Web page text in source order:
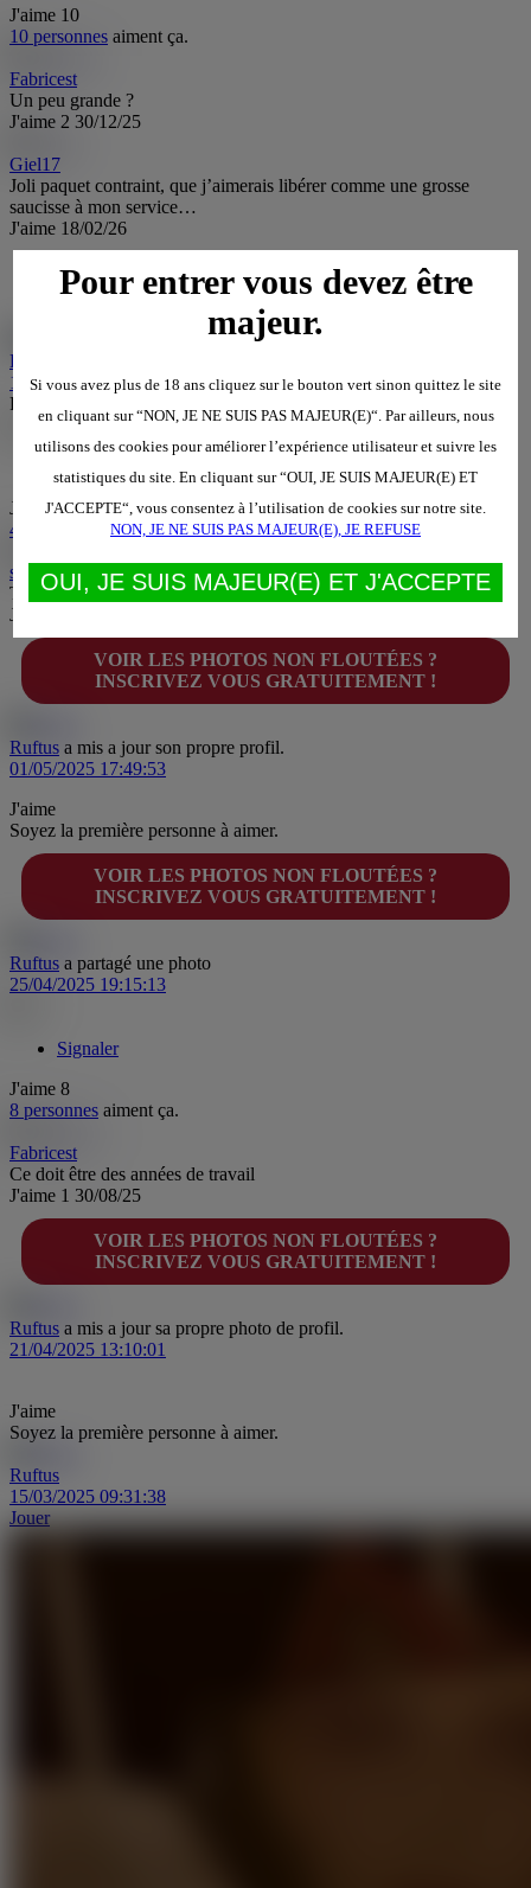
J'aime 10
10 personnes aiment ça.
Fabricest
Un peu grande ?
J'aime 2 30/12/25
Giel17
Joli paquet contraint, que j’aimerais libérer comme une grosse
saucisse à mon service…
J'aime 18/02/26
VOIR LES PHOTOS NON FLOUTÉES ?
INSCRIVEZ VOUS GRATUITEMENT !
Ruftus
13/09/2025 22:25:42
Petite ballade du jour ;)
Signaler
J'aime 4
4 personnes
aiment ça.
soumis54
Tu la portes en permanence ?
J'aime
VOIR LES PHOTOS NON FLOUTÉES ?
INSCRIVEZ VOUS GRATUITEMENT !
Ruftus a mis a jour son propre profil.
01/05/2025 17:49:53
J'aime
Soyez la première personne à aimer.
VOIR LES PHOTOS NON FLOUTÉES ?
INSCRIVEZ VOUS GRATUITEMENT !
Ruftus a partagé une photo
25/04/2025 19:15:13
Signaler
J'aime 8
8 personnes aiment ça.
Fabricest
Ce doit être des années de travail
J'aime 1 30/08/25
VOIR LES PHOTOS NON FLOUTÉES ?
INSCRIVEZ VOUS GRATUITEMENT !
Ruftus a mis a jour sa propre photo de profil.
21/04/2025 13:10:01
J'aime
Soyez la première personne à aimer.
Ruftus
15/03/2025 09:31:38
Jouer
Pour entrer vous devez être
majeur.
Si vous avez plus de 18 ans cliquez sur le bouton vert sinon quittez le site
en cliquant sur “NON, JE NE SUIS PAS MAJEUR(E)“. Par ailleurs, nous
utilisons des cookies pour améliorer l’expérience utilisateur et suivre les
statistiques du site. En cliquant sur “OUI, JE SUIS MAJEUR(E) ET
J'ACCEPTE“, vous consentez à l’utilisation de cookies sur notre site.
NON, JE NE SUIS PAS MAJEUR(E), JE REFUSE
OUI, JE SUIS MAJEUR(E) ET J'ACCEPTE